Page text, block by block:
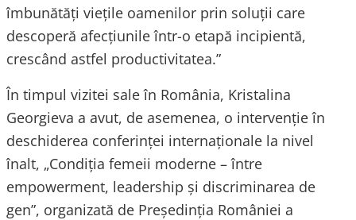
îmbunătăți viețile oamenilor prin soluții care
descoperă afecțiunile într-o etapă incipientă,
crescând astfel productivitatea.”
În timpul vizitei sale în România, Kristalina
Georgieva a avut, de asemenea, o intervenție în
deschiderea conferinței internaționale la nivel
înalt, „Condiția femeii moderne – între
empowerment, leadership și discriminarea de
gen”, organizată de Președinția României a